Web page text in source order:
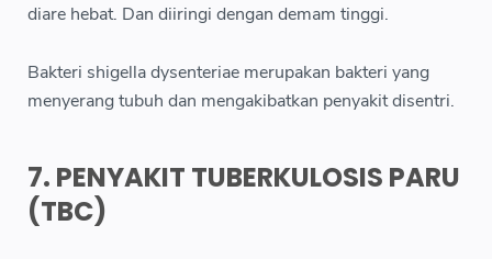
diare hebat. Dan diiringi dengan demam tinggi.
Bakteri shigella dysenteriae merupakan bakteri yang
menyerang tubuh dan mengakibatkan penyakit disentri.
7. PENYAKIT TUBERKULOSIS PARU
(TBC)